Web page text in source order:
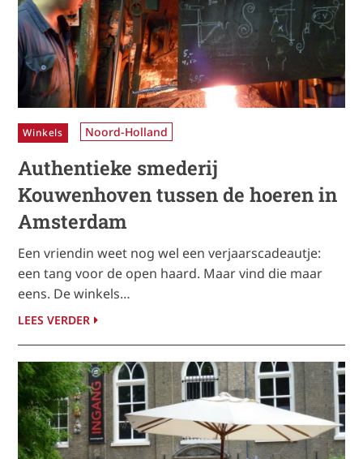
Winkels Noord-Holland
Authentieke smederij
Kouwenhoven tussen de hoeren in
Amsterdam
Een vriendin weet nog wel een verjaarscadeautje:
een tang voor de open haard. Maar vind die maar
eens. De winkels…
LEES VERDER